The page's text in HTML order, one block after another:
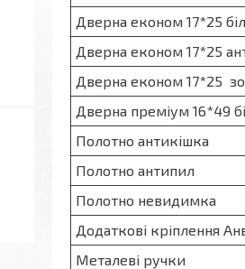
Дверна економ 17*25
Дверна економ 17*25
Дверна економ 17*25
Дверна преміум 16*49
Полотно антикішка
Полотно антипил
Полотно невидимка
Додаткові кріплення
Металеві ручки